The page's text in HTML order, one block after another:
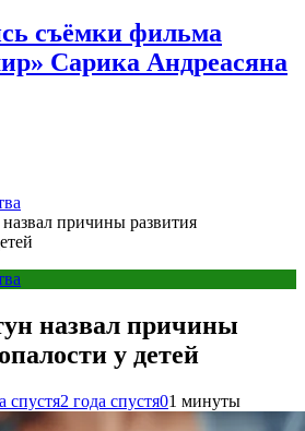
съёмки фильма
Сарика Андреасяна
причины развития
назвал причины
у детей
спустя2 года спустя01 минуты